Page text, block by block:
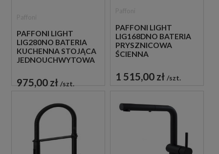
PAFFONI LIGHT
LIG280NO BATERIA
KUCHENNA STOJĄCA
JEDNOUCHWYTOWA
975,00 zł szt.
PAFFONI LIGHT
LIG168DNO BATERIA
PRYSZNICOWA
ŚCIENNA
CZARNA
1 515,00 zł szt.